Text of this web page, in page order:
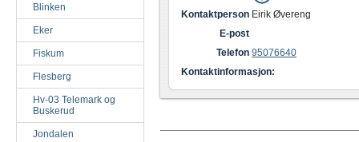
Blinken
Eker
Fiskum
Flesberg
Hv-03 Telemark og
Buskerud
Jondalen
Kontaktperson Eirik Øvereng
E-post
Telefon 95076640
Kontaktinformasjon: